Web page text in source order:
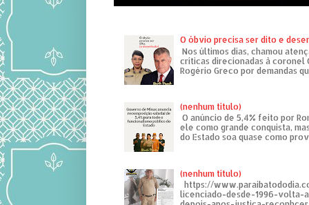
O óbvio precisa ser dito e
Nos últimos dias, chamou
críticas direcionadas à coronel
Rogério Greco por demandas
(nenhum título)
O anúncio de 5,4% feito por
ele como grande conquista,
do Estado soa quase como
(nenhum título)
https://
licenciado-desde-1996-volta-